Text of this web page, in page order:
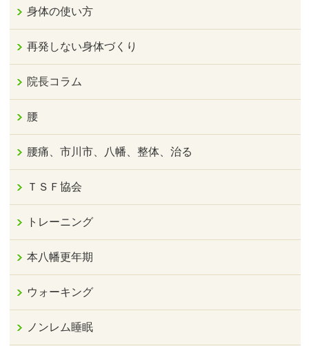
身体の使い方
再発しない身体づくり
院長コラム
腰
腰痛、市川市、八幡、整体、治る
ＴＳＦ協会
トレーニング
本八幡更年期
ウォーキング
ノンレム睡眠